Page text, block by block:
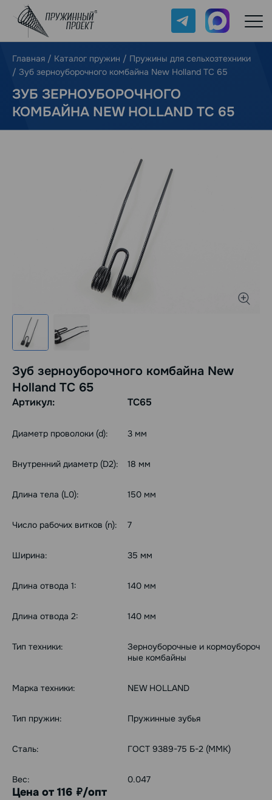
Telegram Max
Главная / Каталог пружин / Пружины для сельхозтехники
/ Зуб зерноуборочного комбайна New Holland TC 65
ЗУБ ЗЕРНОУБОРОЧНОГО
КОМБАЙНА NEW HOLLAND TC 65
Зуб зерноуборочного комбайна New
Holland TC 65
Артикул: TC65
Диаметр проволоки (d): 3 мм
Внутренний диаметр (D2): 18 мм
Длина тела (L0): 150 мм
Число рабочих витков (n): 7
Ширина: 35 мм
Длина отвода 1: 140 мм
Длина отвода 2: 140 мм
Тип техники:
Зерноуборочные и кормоубороч
ные комбайны
Марка техники: NEW HOLLAND
Тип пружин: Пружинные зубья
Сталь: ГОСТ 9389-75 Б-2 (ММК)
Вес: 0.047
Цена от 116 руб./опт